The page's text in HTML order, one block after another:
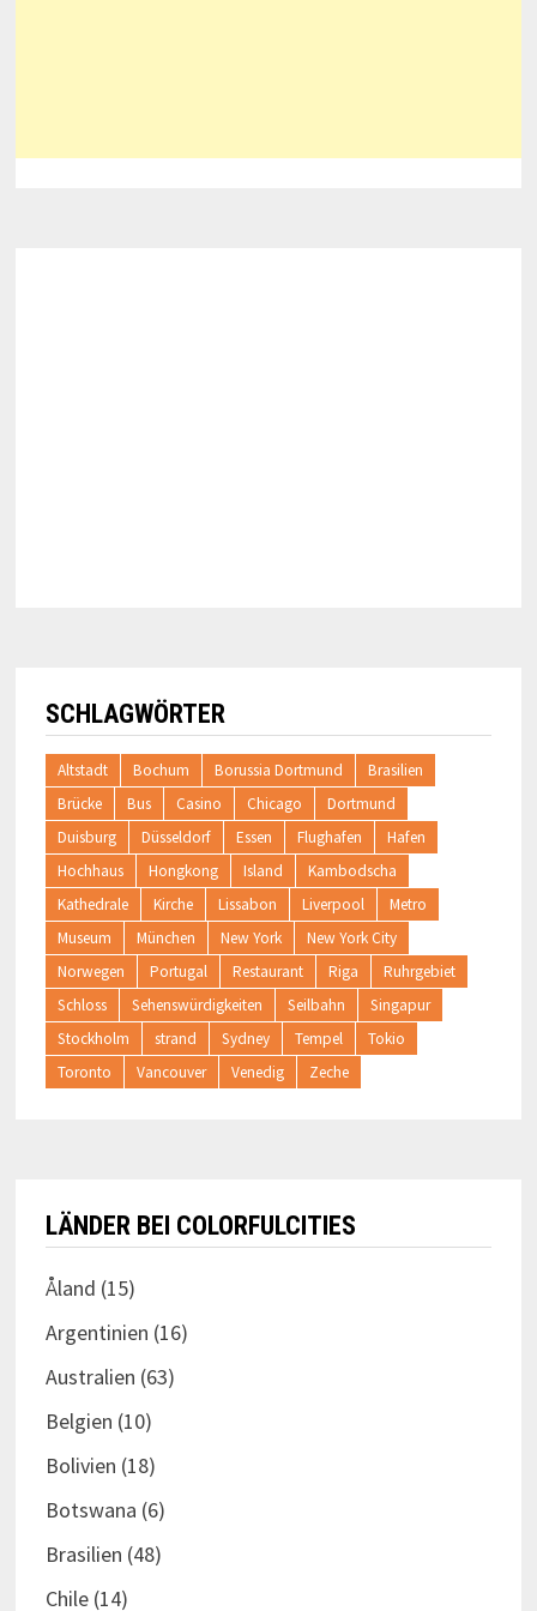
SCHLAGWÖRTER
Altstadt Bochum Borussia Dortmund
Brasilien
Brücke
Bus Casino Chicago
Dortmund
Duisburg
Düsseldorf Essen Flughafen
Hafen
Hochhaus
Hongkong Island
Kambodscha
Kathedrale
Kirche Lissabon Liverpool
Metro
Museum
München New York
New York City
Norwegen
Portugal Restaurant Riga
Ruhrgebiet
Schloss
Sehenswürdigkeiten Seilbahn
Singapur
Stockholm
strand Sydney Tempel
Tokio
Toronto
Vancouver Venedig Zeche
LÄNDER BEI COLORFULCITIES
Åland (15)
Argentinien (16)
Australien (63)
Belgien (10)
Bolivien (18)
Botswana (6)
Brasilien (48)
Chile(14)